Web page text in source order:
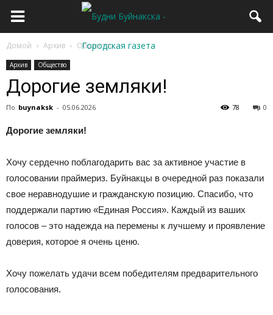
Домой Архив Общество
Архив Общество
Дорогие земляки!
По buynaksk - 05.06.2026 0
78
Дорогие земляки!
Хочу сердечно поблагодарить вас за активное участие в
голосовании праймериз. Буйнакцы в очередной раз показали
свое неравнодушие и гражданскую позицию. Спасибо, что
поддержали партию «Единая Россия». Каждый из ваших
голосов – это надежда на перемены к лучшему и проявление
доверия, которое я очень ценю.
Хочу пожелать удачи всем победителям предварительного
голосования.